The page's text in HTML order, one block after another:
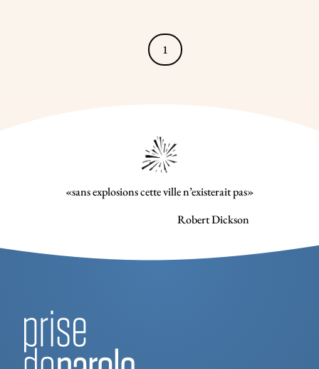
1
«sans explosions cette ville n’existerait pas»
Robert Dickson